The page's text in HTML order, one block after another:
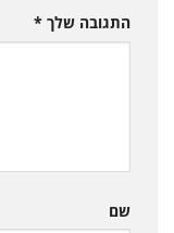
התגובה שלך *
שם